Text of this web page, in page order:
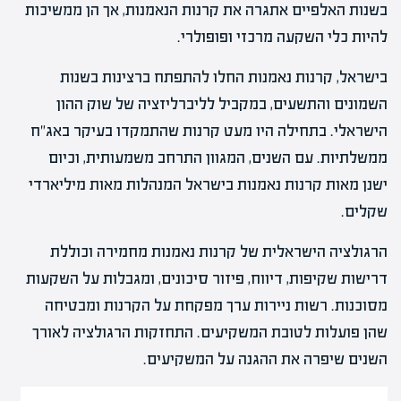
בשנות האלפיים אתגרה את קרנות הנאמנות, אך הן ממשיכות
להיות כלי השקעה מרכזי ופופולרי.
בישראל, קרנות נאמנות החלו להתפתח ברצינות בשנות
השמונים והתשעים, במקביל לליברליזציה של שוק ההון
הישראלי. בתחילה היו מעט קרנות שהתמקדו בעיקר באג"ח
ממשלתיות. עם השנים, המגוון התרחב משמעותית, וכיום
ישנן מאות קרנות נאמנות בישראל המנהלות מאות מיליארדי
שקלים.
הרגולציה הישראלית של קרנות נאמנות מחמירה וכוללת
דרישות שקיפות, דיווח, פיזור סיכונים, ומגבלות על השקעות
מסוכנות. רשות ניירות ערך מפקחת על הקרנות ומבטיחה
שהן פועלות לטובת המשקיעים. התחזקות הרגולציה לאורך
השנים שיפרה את ההגנה על המשקיעים.